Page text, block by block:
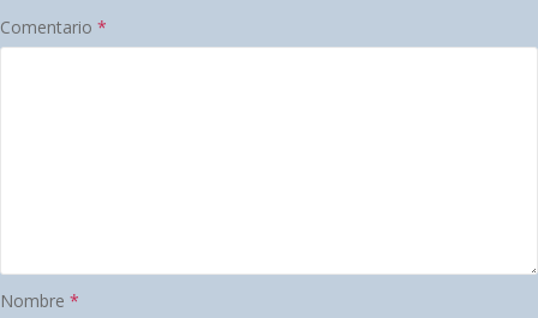
Comentario *
Nombre *